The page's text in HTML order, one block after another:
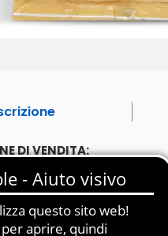
DI VENDITA:
AL LATTE - SENZA
additivi coloranti -